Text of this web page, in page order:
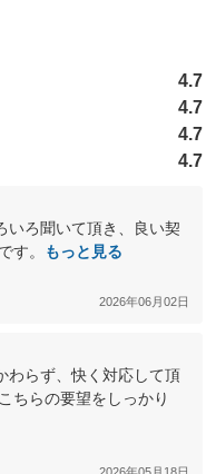
）
4.7
4.7
4.7
4.7
いろ聞いて頂き、良い契
す。
もっと見る
2026年06月02日
わらず、快く対応して頂
ちらの要望をしっかり